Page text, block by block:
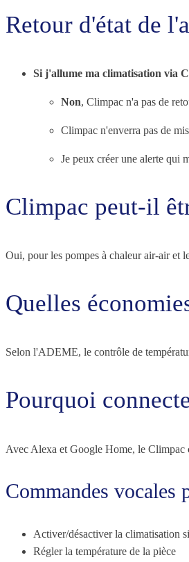
Retour d'état de
Si j'allume ma climatisation via
Non, Climpac n'a pas de
Climpac n'enverra pas de
Je peux créer une alerte qui
Climpac peut-il
Oui, pour les pompes à chaleur air-air et
Quelles
Selon l'ADEME, le contrôle de
Pourquoi
Avec Alexa et Google Home, le Climpac
Commandes vocales
Activer/désactiver la climatisation
Régler la température de la pièce